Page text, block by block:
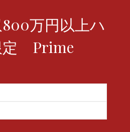
800万円以上ハ
定 Prime